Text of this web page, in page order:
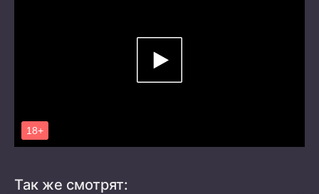
Так же смотрят: